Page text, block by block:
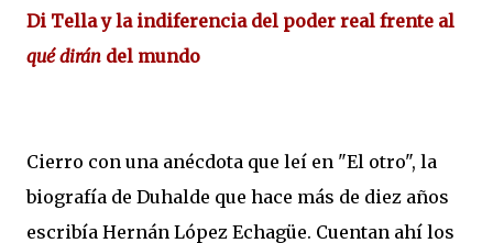
Di Tella y la indiferencia del poder real frente al
qué dirán del mundo
Cierro con una anécdota que leí en "El otro", la
biografía de Duhalde que hace más de diez años
escribía Hernán López Echagüe. Cuentan ahí los